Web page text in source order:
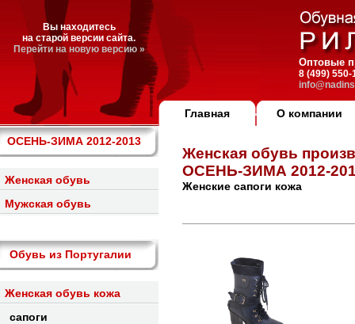
Вы находитесь
на старой версии сайта.
Перейти на новую версию »
Оптовые
8 (499)
Главная О компании
ОСЕНЬ-ЗИМА 2012-2013
Женская обувь
Мужская обувь
Обувь из Португалии
Женская обувь кожа
сапоги
Женская обувь
ОСЕНЬ-ЗИМА 2012-
Женские сапоги кожа